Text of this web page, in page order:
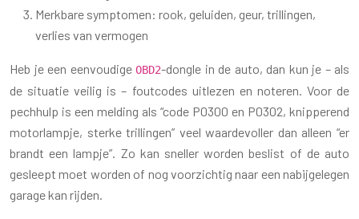
Merkbare symptomen: rook, geluiden, geur, trillingen,
verlies van vermogen
Heb je een eenvoudige OBD2-dongle in de auto, dan kun je – als
de situatie veilig is – foutcodes uitlezen en noteren. Voor de
pechhulp is een melding als “code P0300 en P0302, knipperend
motorlampje, sterke trillingen” veel waardevoller dan alleen “er
brandt een lampje”. Zo kan sneller worden beslist of de auto
gesleept moet worden of nog voorzichtig naar een nabijgelegen
garage kan rijden.